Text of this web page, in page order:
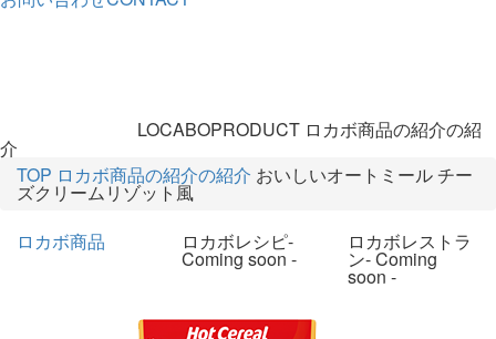
LOCABOPRODUCT ロカボ商品の紹介の紹
介
TOP ロカボ商品の紹介の紹介 おいしいオートミール チー
ズクリームリゾット風
ロカボ商品
ロカボレシピ-
Coming soon -
ロカボレストラ
ン- Coming
soon -